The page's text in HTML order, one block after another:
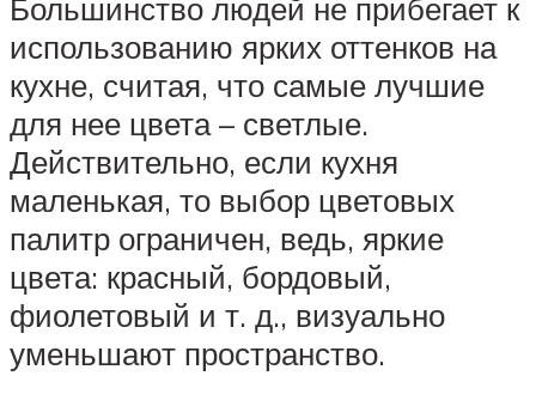
Большинство людей не прибегает к
использованию ярких оттенков на
кухне, считая, что самые лучшие
для нее цвета – светлые.
Действительно, если кухня
маленькая, то выбор цветовых
палитр ограничен, ведь, яркие
цвета: красный, бордовый,
фиолетовый и т. д., визуально
уменьшают пространство.